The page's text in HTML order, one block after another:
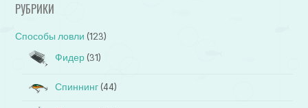
РУБРИКИ
Способы ловли (123)
Фидер (31)
Спиннинг (44)